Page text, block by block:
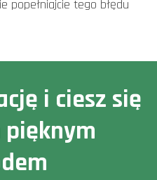
popełniajcie tego błędu
i ciesz się